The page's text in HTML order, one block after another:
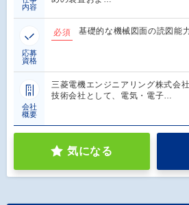
内容
応募
資格
必須 基礎的な機械図面の読図能
会社
概要
三菱電機エンジニアリング株式会
技術会社として、電気・電子…
気になる